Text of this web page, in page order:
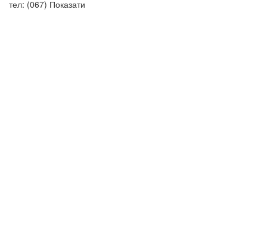
тел: (067) Показати